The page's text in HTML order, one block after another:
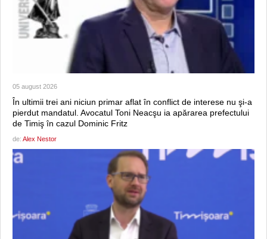
05 august 2026
În ultimii trei ani niciun primar aflat în conflict de interese nu şi-a
pierdut mandatul. Avocatul Toni Neacşu ia apărarea prefectului
de Timiş în cazul Dominic Fritz
de: Alex Nestor